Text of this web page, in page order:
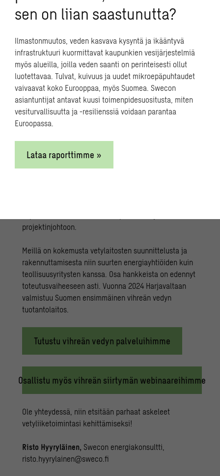
ymmärtäminen ja regulaation tulevaisuusnäkymien
hahmottaminen ovat erityisen tärkeitä
Tavoitteena on varautua mahdollisimman huolellisesti
siihen, mihin lainsäädäntö on menossa ja miten se
vaikuttaa vetyliiketoimintaan kotimaassa, Euroopassa
ja globaalisti.
4. Vetylaitoksen tekninen
suunnittelu ja toteutus
Monet toimijat ovat vetyliiketoiminnan kehittämisessä
projektinjohtoon
Meillä on kokemusta vetylaitosten suunnittelusta ja
rakennuttamisesta niin suurten energiayhtiöiden kuin
teollisuusyritysten kanssa. Osa hankkeista on edennyt
toteutusvaiheeseen asti. Vuonna 2024 Harjavaltaan
valmistuu Suomen ensimmäinen vihreän vedyn
tuotantolaitos
Tutustu vihreän vedyn palveluihimme
Osallistu myös vihreän siirtymän webinaareihimme
Ole yhteydessä, niin etsitään parhaat askeleet
vetyliiketoimintasi kehittämiseksi!
Risto Hyyryläinen, Swecon energiakonsultti,
risto.hyyrylainen@sweco.fi
sen on liian saastunutta?
Ilmastonmuutos, veden kasvava kysyntä ja ikääntyvä
infrastruktuuri kuormittavat kaupunkien vesijärjestelmiä
myös alueilla, joilla veden saanti on perinteisesti ollut
luotettavaa. Tulvat, kuivuus ja uudet mikroepäpuhtaudet
vaivaavat koko Eurooppaa, myös Suomea. Swecon
asiantuntijat antavat kuusi toimenpidesuositusta, miten
vesiturvallisuutta ja -resilienssiä voidaan parantaa
Euroopassa.
Lataa raporttimme »